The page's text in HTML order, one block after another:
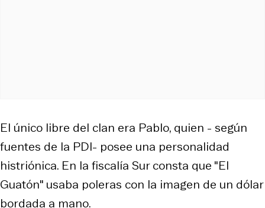
El único libre del clan era Pablo, quien - según
fuentes de la PDI- posee una personalidad
histriónica. En la fiscalía Sur consta que "El
Guatón" usaba poleras con la imagen de un dólar
bordada a mano.